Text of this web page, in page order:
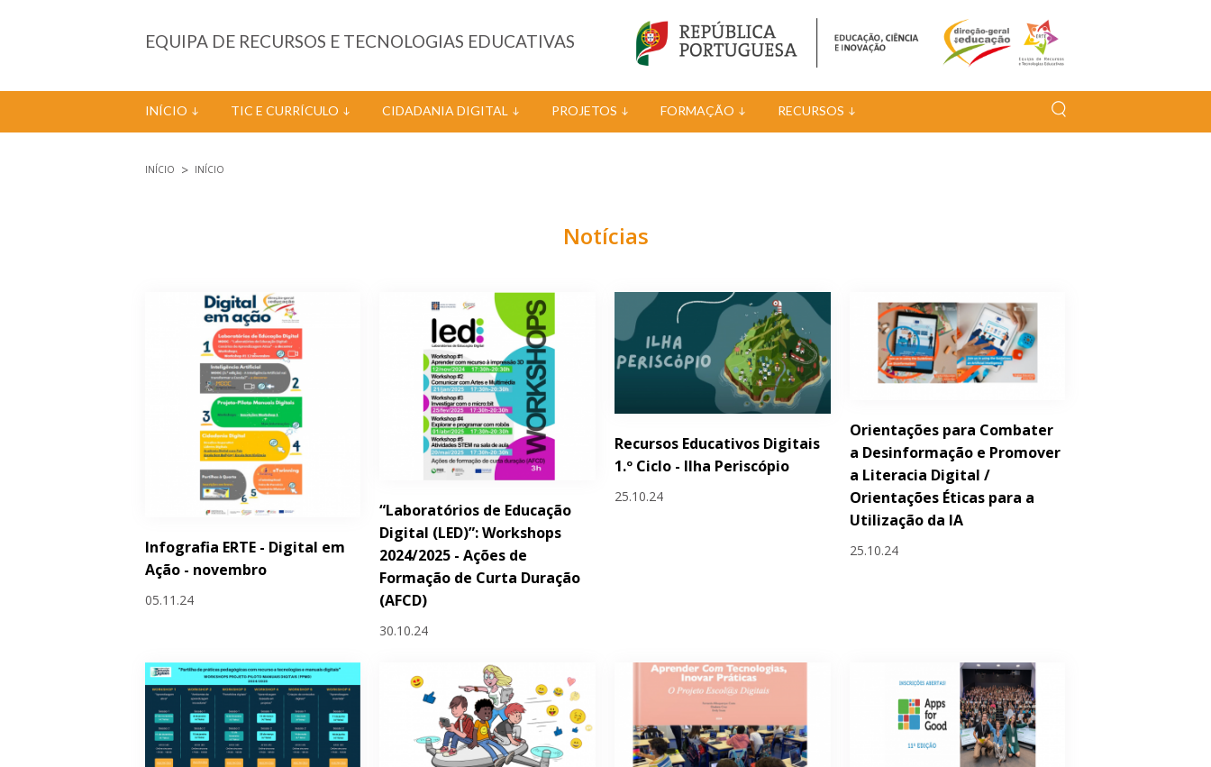
EQUIPA DE RECURSOS E TECNOLOGIAS EDUCATIVAS
INÍCIO TIC E CURRÍCULO CIDADANIA DIGITAL PROJETOS FORMAÇÃO RECURSOS
INÍCIO INÍCIO
Notícias
Infografia ERTE - Digital em
Ação - novembro
05.11.24
“Laboratórios de Educação
Digital (LED)”: Workshops
2024/2025 - Ações de
Formação de Curta Duração
(AFCD)
30.10.24
Recursos Educativos Digitais
1.º Ciclo - Ilha Periscópio
25.10.24
Orientações para Combater
a Desinformação e Promover
a Literacia Digital /
Orientações Éticas para a
Utilização da IA
25.10.24
Páginas